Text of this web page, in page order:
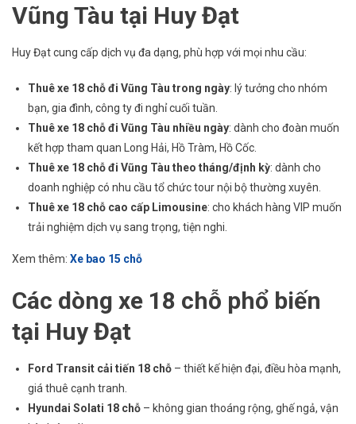
Vũng Tàu tại Huy Đạt
Huy Đạt cung cấp dịch vụ đa dạng, phù hợp với mọi nhu cầu:
Thuê xe 18 chỗ đi Vũng Tàu trong ngày: lý tưởng cho nhóm
bạn, gia đình, công ty đi nghỉ cuối tuần.
Thuê xe 18 chỗ đi Vũng Tàu nhiều ngày: dành cho đoàn muốn
kết hợp tham quan Long Hải, Hồ Tràm, Hồ Cốc.
Thuê xe 18 chỗ đi Vũng Tàu theo tháng/định kỳ: dành cho
doanh nghiệp có nhu cầu tổ chức tour nội bộ thường xuyên.
Thuê xe 18 chỗ cao cấp Limousine: cho khách hàng VIP muốn
trải nghiệm dịch vụ sang trọng, tiện nghi.
Xem thêm: Xe bao 15 chỗ
Các dòng xe 18 chỗ phổ biến
tại Huy Đạt
Ford Transit cải tiến 18 chỗ – thiết kế hiện đại, điều hòa mạnh,
giá thuê cạnh tranh.
Hyundai Solati 18 chỗ – không gian thoáng rộng, ghế ngả, vận